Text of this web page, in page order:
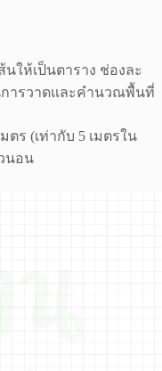
ให้เป็นตาราง ช่องละ
การวาดและคำนวณพื้นที่
ตร (เท่ากับ 5 เมตรใน
นอน